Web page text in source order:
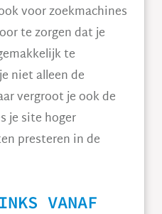
voor zoekmachines
te zorgen dat je
te
niet alleen de
vergroot je ook de
je site hoger
presteren in de
VANAF